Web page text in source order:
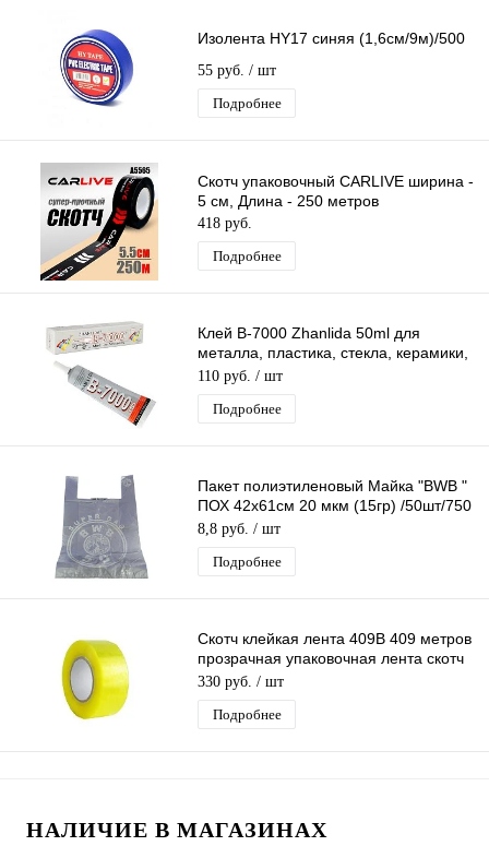
Изолента HY17 синяя (1,6см/9м)/500
55 руб. / шт
Подробнее
Скотч упаковочный CARLIVE ширина -
5 см, Длина - 250 метров
418 руб.
Подробнее
Клей B-7000 Zhanlida 50ml для
металла, пластика, стекла, керамики,
дерева, кожи, резины
110 руб. / шт
Подробнее
Пакет полиэтиленовый Майка "BWB "
ПОХ 42х61см 20 мкм (15гр) /50шт/750
шт*меш, 1ШТ.
8,8 руб. / шт
Подробнее
Скотч клейкая лента 409B 409 метров
прозрачная упаковочная лента скотч
55мм х 409м
330 руб. / шт
Подробнее
НАЛИЧИЕ В МАГАЗИНАХ